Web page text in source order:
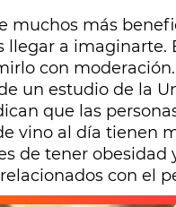
muchos más
llegar a imaginarte.
con
un estudio de la
que las
vino al día tienen
de tener obesidad
con el